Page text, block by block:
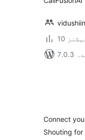
Connect
Shouting